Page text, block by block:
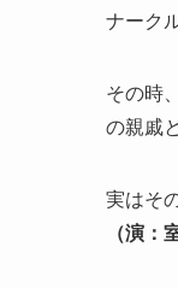
ナーク
その時
の親戚
実はそ
（演：